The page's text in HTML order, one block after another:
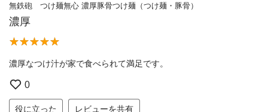
無鉄砲 つけ麺無心 濃厚豚骨つけ麺（つけ麺・豚骨）
濃厚
濃厚なつけ汁が家で食べられて満足です。
0
役に立った レビューを共有